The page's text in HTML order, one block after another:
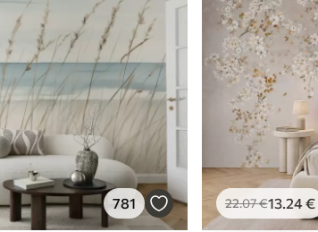
781 22.07€13.24€